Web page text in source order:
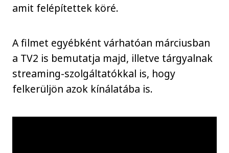
amit felépítettek köré.
A filmet egyébként várhatóan márciusban
a TV2 is bemutatja majd, illetve tárgyalnak
streaming-szolgáltatókkal is, hogy
felkerüljön azok kínálatába is.